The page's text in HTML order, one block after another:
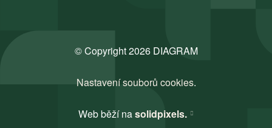
© Copyright 2026 DIAGRAM
Nastavení souborů cookies.
Web běží nasolidpixels.